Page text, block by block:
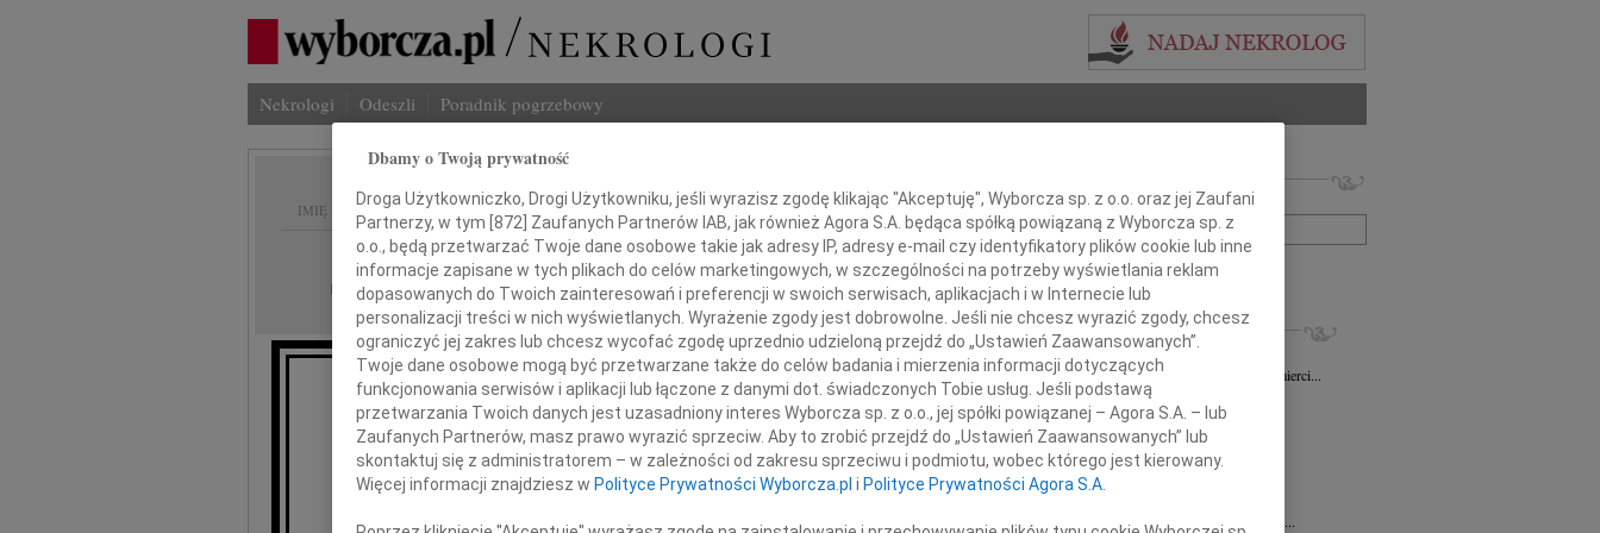
Nekrologi Odeszli Poradnik pogrzebowy
IMIĘ I NAZWISKO:
REGION: Łódź
DATA EMISJI: 21.08.2010
Dr Ewie Sierocińskiej
wyrazy serdecznego współczucia
z powodu śmierci
Imię i nazwisko lub numer ogłoszenia:
+ szukanie zaawansowane
INNE NEKROLOGI
Tadeusz Gapiński 03.08.2026
Z dużym żalem przyjęliśmy wiadomość o śmierci...
31.07.2026Łódź
Wyrazy głębokiego współczucia dla...
29.07.2026
Łódź
Wyrazy współczucia Pani Janinie...
27.07.2026
Pani Joannie Nowińskiej wyrazy głębokiego...
Dbamy o Twoją prywatność
Droga Użytkowniczko, Drogi Użytkowniku, jeśli wyrazisz zgodę klikając "Akceptuję", Wyborcza sp. z o.o. oraz jej Zaufani
Partnerzy, w tym [872] Zaufanych Partnerów IAB, jak również Agora S.A. będąca spółką powiązaną z Wyborcza sp. z
o.o., będą przetwarzać Twoje dane osobowe takie jak adresy IP, adresy e-mail czy identyfikatory plików cookie lub inne
informacje zapisane w tych plikach do celów marketingowych, w szczególności na potrzeby wyświetlania reklam
dopasowanych do Twoich zainteresowań i preferencji w swoich serwisach, aplikacjach i w Internecie lub
personalizacji treści w nich wyświetlanych. Wyrażenie zgody jest dobrowolne. Jeśli nie chcesz wyrazić zgody, chcesz
ograniczyć jej zakres lub chcesz wycofać zgodę uprzednio udzieloną przejdź do „Ustawień Zaawansowanych”.
Twoje dane osobowe mogą być przetwarzane także do celów badania i mierzenia informacji dotyczących
funkcjonowania serwisów i aplikacji lub łączone z danymi dot. świadczonych Tobie usług. Jeśli podstawą
przetwarzania Twoich danych jest uzasadniony interes Wyborcza sp. z o.o., jej spółki powiązanej – Agora S.A. – lub
Zaufanych Partnerów, masz prawo wyrazić sprzeciw. Aby to zrobić przejdź do „Ustawień Zaawansowanych” lub
skontaktuj się z administratorem – w zależności od zakresu sprzeciwu i podmiotu, wobec którego jest kierowany.
Więcej informacji znajdziesz w Polityce Prywatności Wyborcza.pl i Polityce Prywatności Agora S.A.